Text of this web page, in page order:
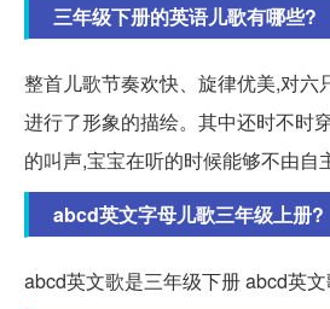
三年级下册的英语儿歌有哪些?
整首儿歌节奏欢快、旋律优美,对六
进行了形象的描绘。其中还时不时
的叫声,宝宝在听的时候能够不由自
abcd英文字母儿歌三年级上册?
abcd英文歌是三年级下册 abcd英